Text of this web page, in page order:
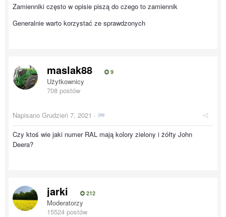
Zamienniki często w opisie piszą do czego to zamiennik
Generalnie warto korzystać ze sprawdzonych
maslak88 9
Użytkownicy
708 postów
Napisano Grudzień 7, 2021 ·
Czy ktoś wie jaki numer RAL mają kolory zielony i żółty John
Deera?
jarki 212
Moderatorzy
15524 postów